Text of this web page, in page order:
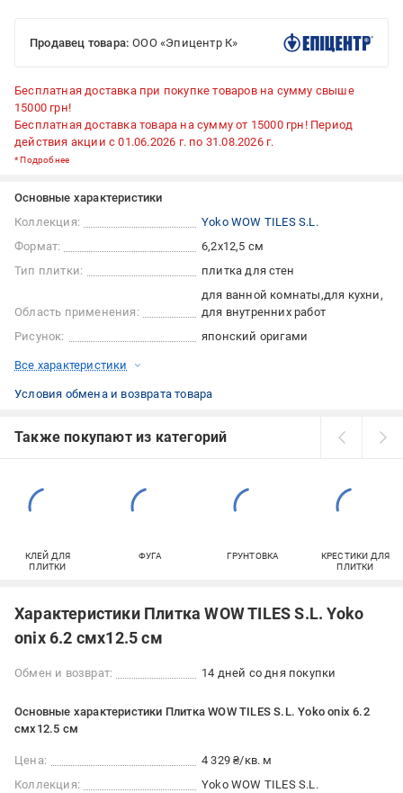
Продавец товара: ООО «Эпицентр К»
Бесплатная доставка при покупке товаров на сумму свыше
15000 грн!
Бесплатная доставка товара на сумму от 15000 грн! Период
действия акции с 01.06.2026 г. по 31.08.2026 г.
*Подробнее
Основные характеристики
Коллекция:
Yoko WOW TILES S.L.
Формат:
6,2x12,5 см
Тип плитки:
плитка для стен
Область применения:
для ванной комнаты для кухни
для внутренних работ
Рисунок:
японский оригами
Все характеристики
Условия обмена и возврата товара
Также покупают из категорий
КЛЕЙ ДЛЯ
ПЛИТКИ
ФУГА ГРУНТОВКА
КРЕСТИКИ ДЛЯ
ПЛИТКИ
Характеристики Плитка WOW TILES S.L. Yoko
onix 6.2 смx12.5 см
Обмен и возврат: 14 дней со дня покупки
Основные характеристики Плитка WOW TILES S.L. Yoko onix 6.2
смx12.5 см
Цена:
4 329 ₴/кв. м
Коллекция:
Yoko WOW TILES S.L.